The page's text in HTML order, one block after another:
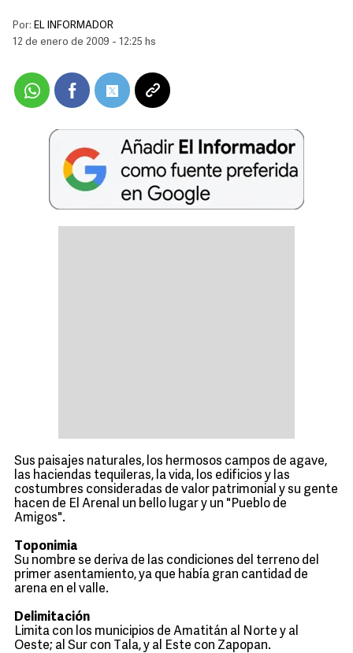
Por: EL INFORMADOR
12 de enero de 2009 - 12:25 hs
Sus paisajes naturales, los hermosos campos de agave,
las haciendas tequileras, la vida, los edificios y las
costumbres consideradas de valor patrimonial y su gente
hacen de El Arenal un bello lugar y un "Pueblo de
Amigos".
Toponimia
Su nombre se deriva de las condiciones del terreno del
primer asentamiento, ya que había gran cantidad de
arena en el valle.
Delimitación
Limita con los municipios de Amatitán al Norte y al
Oeste; al Sur con Tala, y al Este con Zapopan.